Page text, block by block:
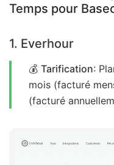
Temps pour
1. Everhour
💰 Tarification:
mois (facturé
(facturé